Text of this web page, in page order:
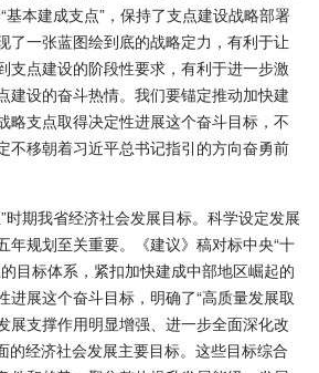
基本建成支点”，保持了支点建设战略部署
了一张蓝图绘到底的战略定力，有利于让
支点建设的阶段性要求，有利于进一步激
建设的奋斗热情。我们要锚定推动加快建
略支点取得决定性进展这个奋斗目标，不
不移朝着习近平总书记指引的方向奋勇前
时期我省经济社会发展目标。科学设定发展
年规划至关重要。《建议》稿对标中央“十
目标体系，紧扣加快建成中部地区崛起的
进展这个奋斗目标，明确了“高质量发展取
展支撑作用明显增强、进一步全面深化改
的经济社会发展主要目标。这些目标综合